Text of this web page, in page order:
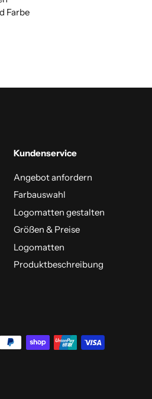
Farbe
Kundenservice
Angebot anfordern
Farbauswahl
Logomatten gestalten
Größen & Preise
Logomatten
Produktbeschreibung